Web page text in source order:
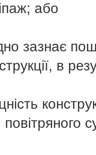
або
зазнає
в